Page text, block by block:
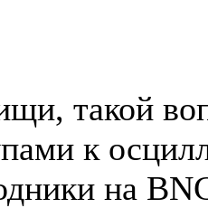
такой
к
на